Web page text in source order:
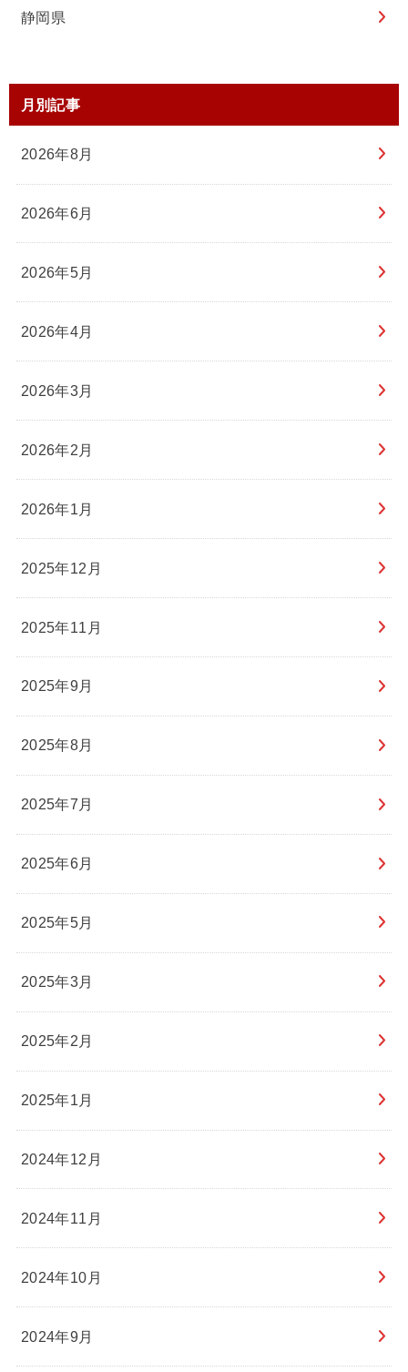
静岡県
月別記事
2026年8月
2026年6月
2026年5月
2026年4月
2026年3月
2026年2月
2026年1月
2025年12月
2025年11月
2025年9月
2025年8月
2025年7月
2025年6月
2025年5月
2025年3月
2025年2月
2025年1月
2024年12月
2024年11月
2024年10月
2024年9月